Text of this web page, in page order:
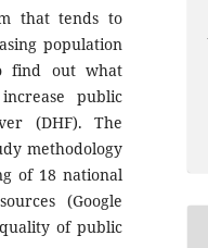
that tends to
population
find out what
public
(DHF). The
methodology
of 18 national
(Google
of public